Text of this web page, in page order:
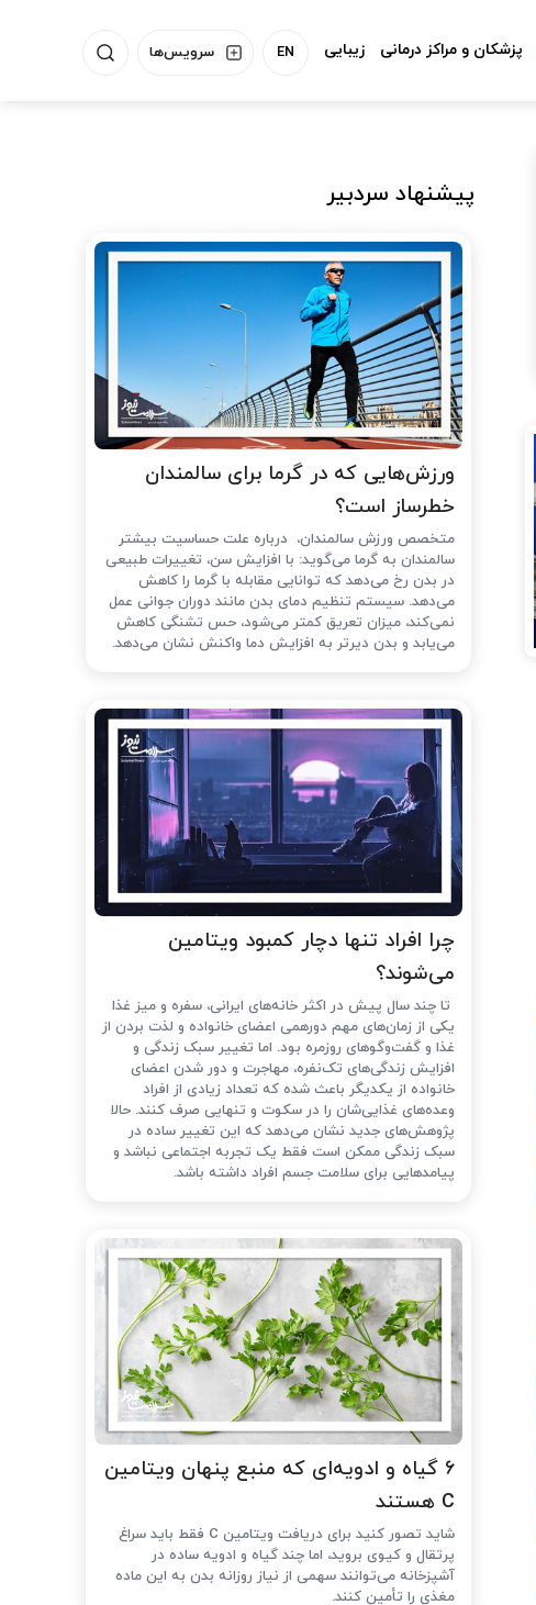
سرویس‌ها EN پزشکان و مراکز درمانی زیبایی
پیشنهاد سردبیر
ورزش‌هایی که در گرما برای سالمندان
خطرساز است؟
متخصص ورزش سالمندان، درباره علت حساسیت بیشتر
سالمندان به گرما می‌گوید: با افزایش سن، تغییرات طبیعی
در بدن رخ می‌دهد که توانایی مقابله با گرما را کاهش
می‌دهد. سیستم تنظیم دمای بدن مانند دوران جوانی عمل
نمی‌کند، میزان تعریق کمتر می‌شود، حس تشنگی کاهش
می‌یابد و بدن دیرتر به افزایش دما واکنش نشان می‌دهد.
چرا افراد تنها دچار کمبود ویتامین
می‌شوند؟
تا چند سال پیش در اکثر خانه‌های ایرانی، سفره و میز غذا
یکی از زمان‌های مهم دورهمی اعضای خانواده و لذت بردن از
غذا و گفت‌وگوهای روزمره بود. اما تغییر سبک زندگی و
افزایش زندگی‌های تک‌نفره، مهاجرت و دور شدن اعضای
خانواده از یکدیگر باعث شده که تعداد زیادی از افراد
وعده‌های غذایی‌شان را در سکوت و تنهایی صرف کنند. حالا
پژوهش‌های جدید نشان می‌دهد که این تغییر ساده در
سبک زندگی ممکن است فقط یک تجربه اجتماعی نباشد و
پیامدهایی برای سلامت جسم افراد داشته باشد.
۶ گیاه و ادویه‌ای که منبع پنهان ویتامین
C هستند
شاید تصور کنید برای دریافت ویتامین C فقط باید سراغ
پرتقال و کیوی بروید، اما چند گیاه و ادویه ساده در
آشپزخانه می‌توانند سهمی از نیاز روزانه بدن به این ماده
مغذی را تأمین کنند.